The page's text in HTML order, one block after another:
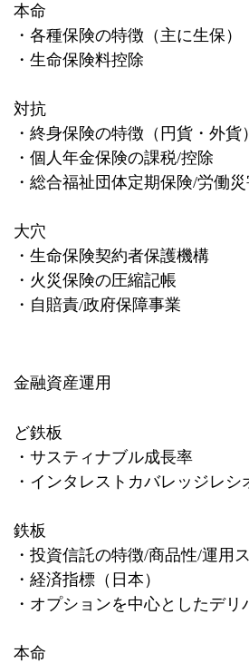
本命
・各種保険の特徴（主に生保）
・生命保険料控除
対抗
・終身保険の特徴（円貨・外貨）
・個人年金保険の課税/控除
・総合福祉団体定期保険/労働
大穴
・生命保険契約者保護機構
・火災保険の圧縮記帳
・自賠責/政府保障事業
金融資産運用
ど鉄板
・サスティナブル成長率
・インタレストカバレッジレシ
鉄板
・投資信託の特徴/商品性/運用
・経済指標（日本）
・オプションを中心としたデリ
本命